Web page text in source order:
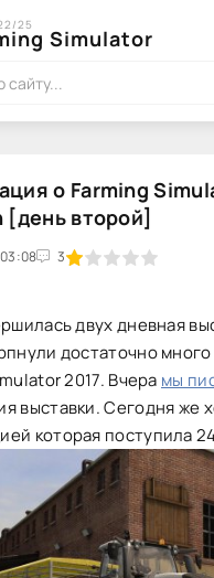
Simulator
25
о Farming
[день второй]
3
4 5
двух дневная
достаточно
2017. Вчера мы
выставки. Сегодня же
которая поступила